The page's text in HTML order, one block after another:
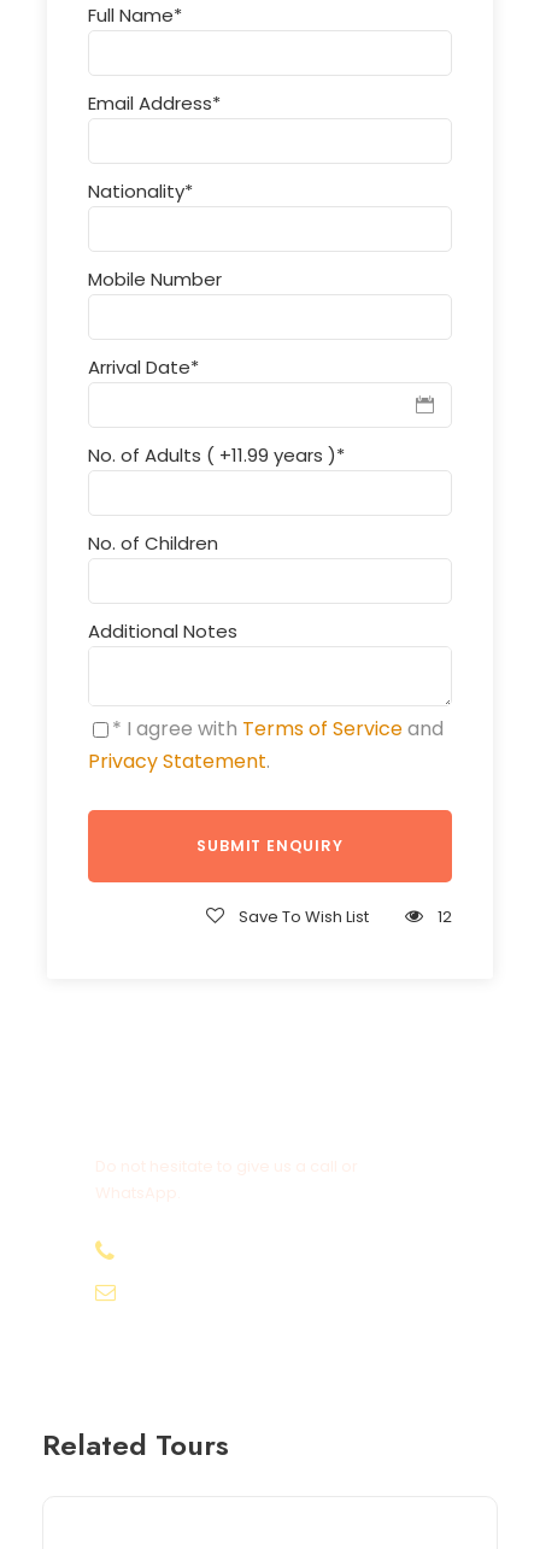
Full Name*
Email Address*
Nationality*
Mobile Number
Arrival Date*
No. of Adults ( +11.99 years )*
No. of Children
Additional Notes
* I agree with Terms of Serviceand
Privacy Statement.
Save To Wish List 12
Related Tours